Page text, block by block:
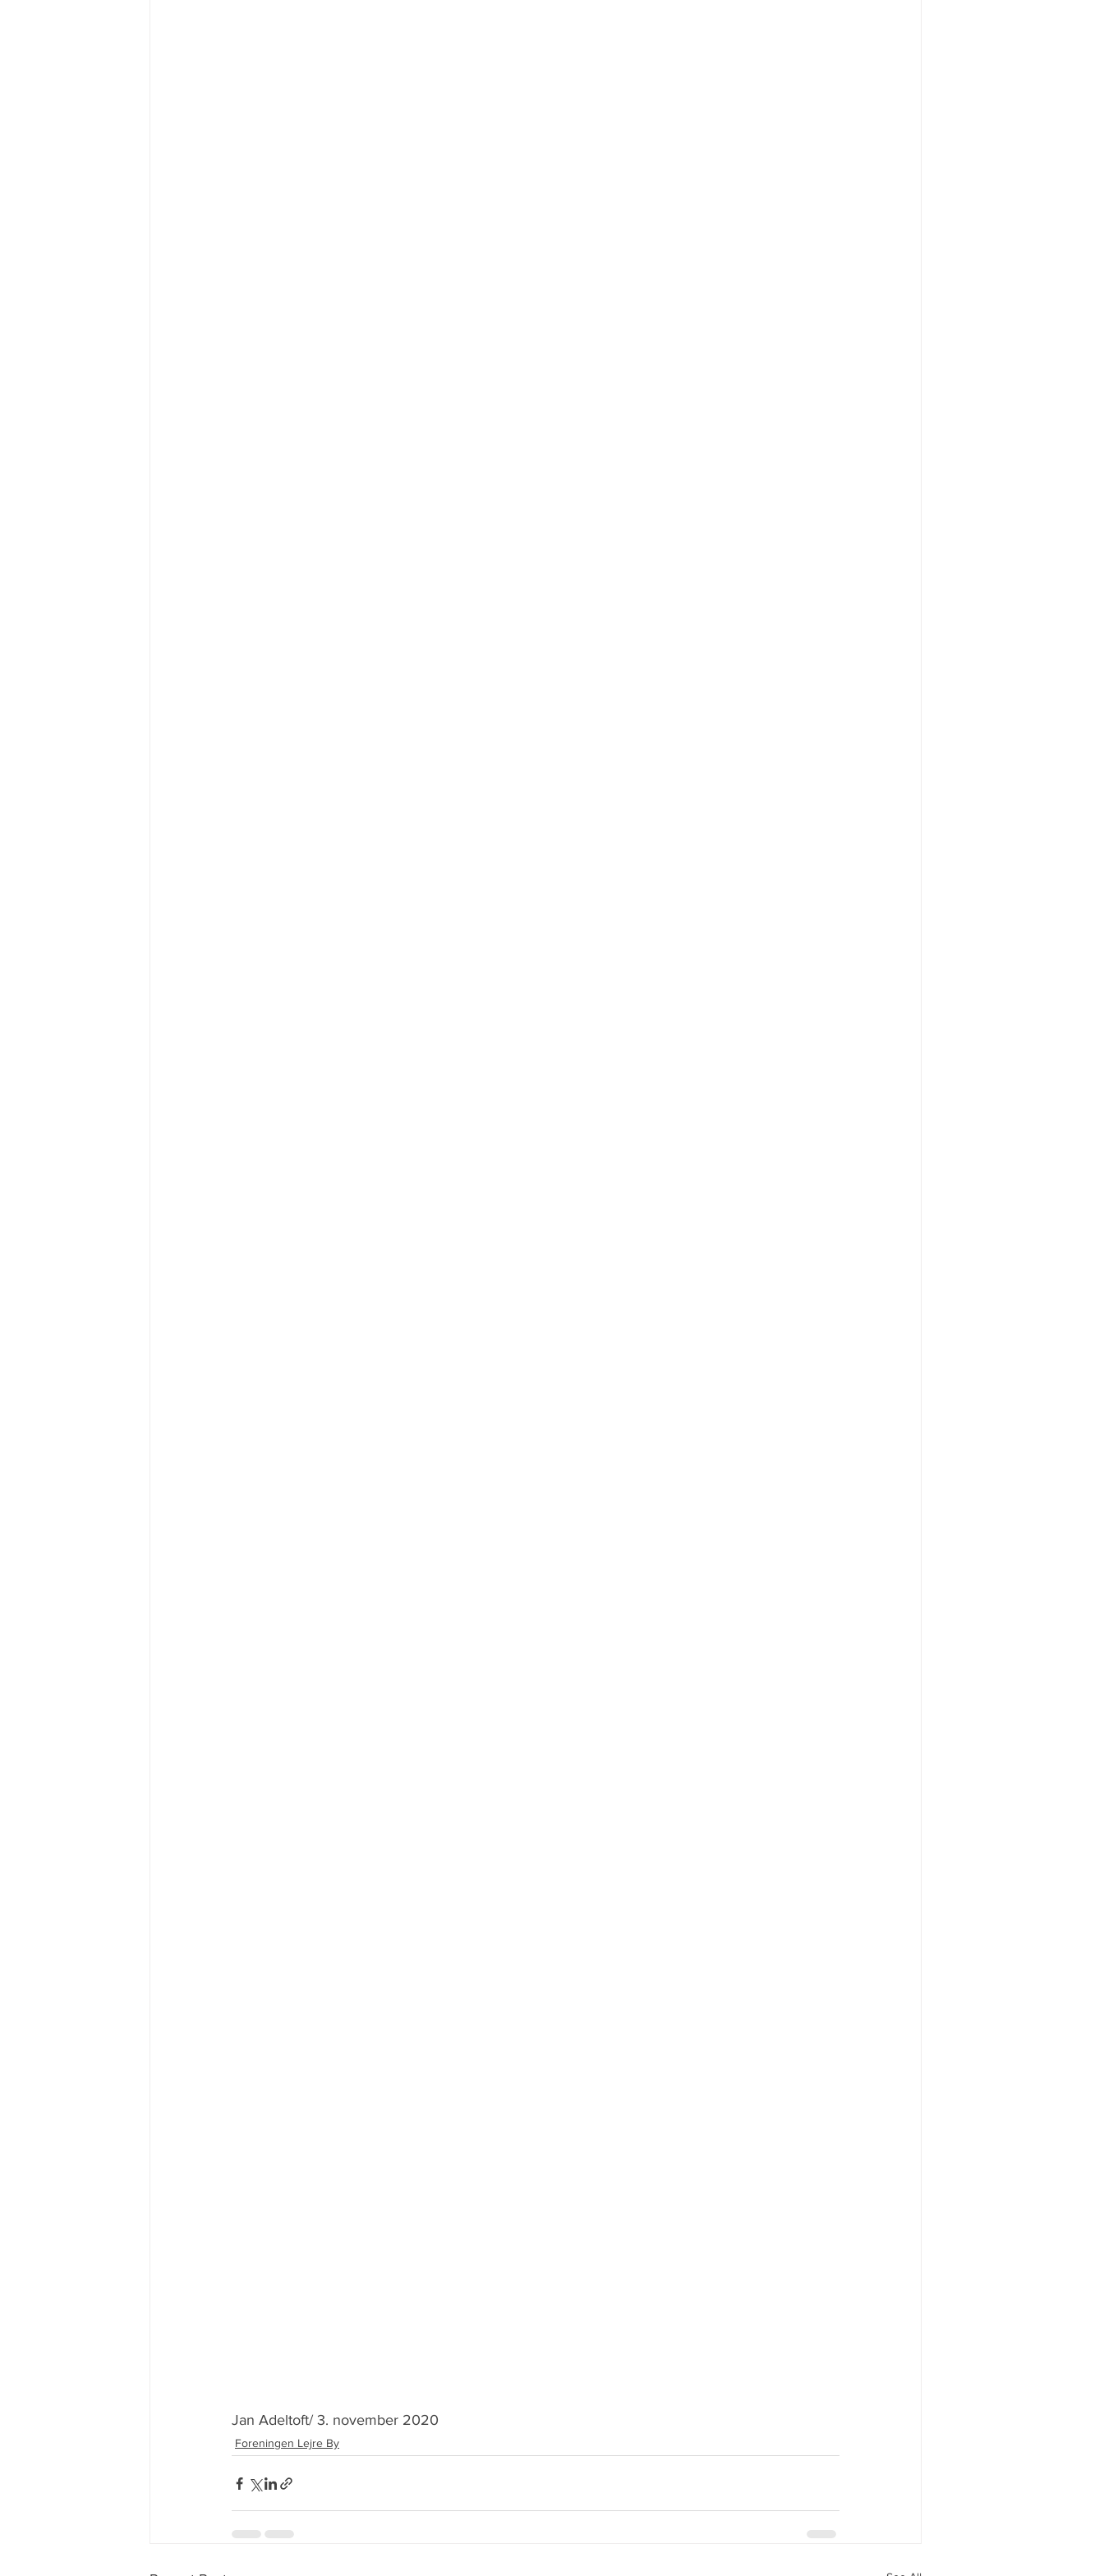
Jan Adeltoft/ 3. november 2020
Foreningen Lejre By